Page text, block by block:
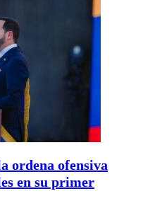
ordena ofensiva
en su primer